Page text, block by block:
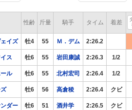
性齢 斤量 騎手 タイム 着差
イズ 牡4 55 Ｍ．デム 2:26.2
ス 牡6 55 岩田康誠 2:26.3 1/2
ル 牡6 55 北村宏司 2:26.4 1/2
牡6 56 高倉稜 2:26.4 クビ
ダー 牡6 51 酒井学 2:26.5 クビ